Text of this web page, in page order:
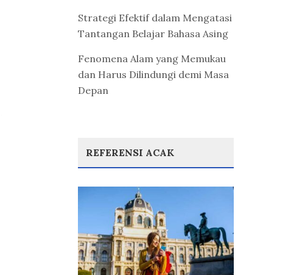
Strategi Efektif dalam Mengatasi
Tantangan Belajar Bahasa Asing
Fenomena Alam yang Memukau
dan Harus Dilindungi demi Masa
Depan
REFERENSI ACAK